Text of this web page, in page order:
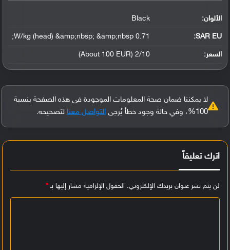
الألوان: Black
SAR EU:
0.71 W/kg (head) &amp;nbsp; &amp;nbsp;
السعر: 2/10 (About 100 EUR)
لا يمكننا ضمان صحة المعلومات الموجودة في هذه الصفحة بنسبة
100%، وفي حالة وجود خطأ يُرجى
التواصل معنا لتصحيحه.
اترك تعليقاً
لن يتم نشر عنوان بريدك الإلكتروني. الحقول الإلزامية مشار إليها بـ*